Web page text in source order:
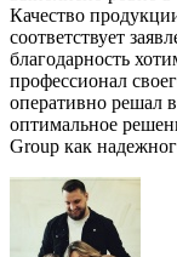
Качество
соответствует
благодарность
профессионал
оперативно решал
оптимальное
Group как